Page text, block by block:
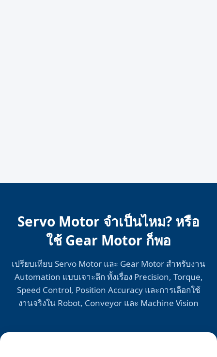
Servo Motor จำเป็นไหม? หรือ
ใช้ Gear Motor ก็พอ
เปรียบเทียบ Servo Motor และ Gear Motor สำหรับงาน
Automation แบบเจาะลึก ทั้งเรื่อง Precision, Torque,
Speed Control, Position Accuracy และการเลือกใช้
งานจริงใน Robot, Conveyor และ Machine Vision